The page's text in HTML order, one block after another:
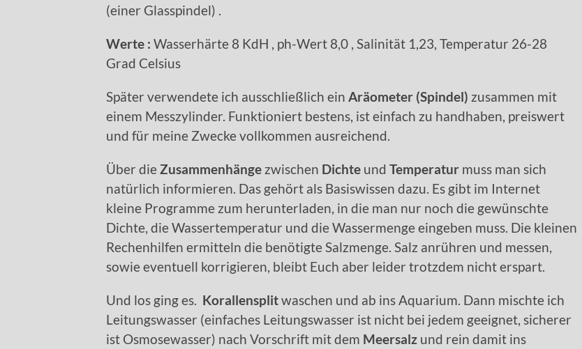
(einer Glasspindel) .
Werte : Wasserhärte 8 KdH , ph-Wert 8,0 , Salinität 1,23, Temperatur 26-28
Grad Celsius
Später verwendete ich ausschließlich ein Aräometer (Spindel) zusammen mit
einem Messzylinder. Funktioniert bestens, ist einfach zu handhaben, preiswert
und für meine Zwecke vollkommen ausreichend.
Über dieZusammenhänge zwischen Dichte und Temperatur muss man sich
natürlich informieren. Das gehört als Basiswissen dazu. Es gibt im Internet
kleine Programme zum herunterladen, in die man nur noch die gewünschte
Dichte, die Wassertemperatur und die Wassermenge eingeben muss. Die kleinen
Rechenhilfen ermitteln die benötigte Salzmenge. Salz anrühren und messen,
sowie eventuell korrigieren, bleibt Euch aber leider trotzdem nicht erspart.
Und los ging es. Korallensplitwaschen und ab ins Aquarium. Dann mischte ich
Leitungswasser (einfaches Leitungswasser ist nicht bei jedem geeignet, sicherer
ist Osmosewasser) nach Vorschrift mit dem Meersalz und rein damit ins